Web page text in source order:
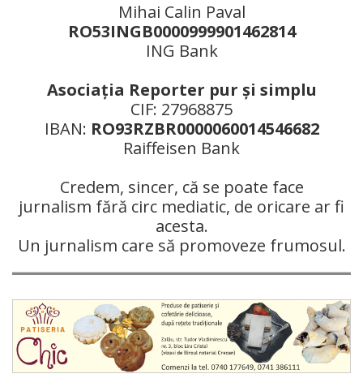
Mihai Calin Paval
RO53INGB0000999901462814
ING Bank
Asociaţia Reporter pur şi simplu
CIF: 27968875
IBAN: RO93RZBR0000060014546682
Raiffeisen Bank
Credem, sincer, că se poate face
jurnalism fără circ mediatic, de oricare ar fi
acesta.
Un jurnalism care să promoveze frumosul.